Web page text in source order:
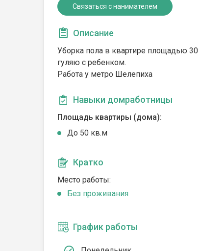
Связаться с нанимателем
Описание
Уборка пола в квартире площадью 30
гуляю с ребенком.
Работа у метро Шелепиха
Навыки домработницы
Площадь квартиры (дома):
До 50 кв.м
Кратко
Место работы:
Без проживания
График работы